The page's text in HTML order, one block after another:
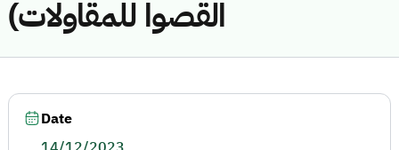
القصوا للمقاولات)
Date